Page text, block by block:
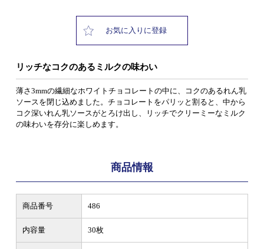
お気に入りに登録
リッチなコクのあるミルクの味わい
薄さ3mmの繊細なホワイトチョコレートの中に、コクのあるれん乳
ソースを閉じ込めました。チョコレートをパリッと割ると、中から
コク深いれん乳ソースがとろけ出し、リッチでクリーミーなミルク
の味わいを存分に楽しめます。
商品情報
商品番号 486
内容量 30枚